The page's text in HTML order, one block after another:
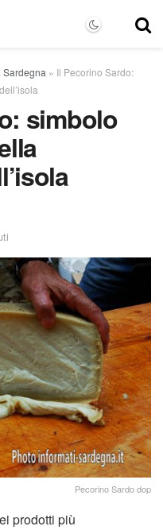
Sardegna » Il Pecorino Sardo:
simbolo
Pecorino Sardo dop
prodotti più